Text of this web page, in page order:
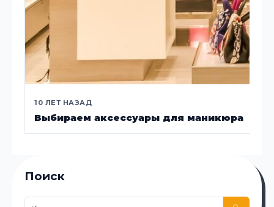
10 ЛЕТ НАЗАД
Выбираем аксессуары для маникюра
Поиск